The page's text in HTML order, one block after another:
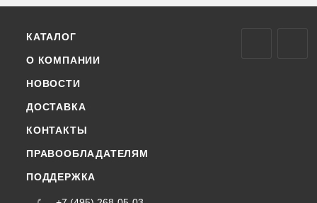
КАТАЛОГ
О КОМПАНИИ
НОВОСТИ
ДОСТАВКА
КОНТАКТЫ
ПРАВООБЛАДАТЕЛЯМ
ПОДДЕРЖКА